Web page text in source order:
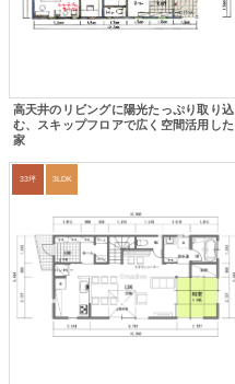
高天井のリビングに陽光たっぷり取り込
む、スキップフロアで広く空間活用した
家
33坪 3LDK